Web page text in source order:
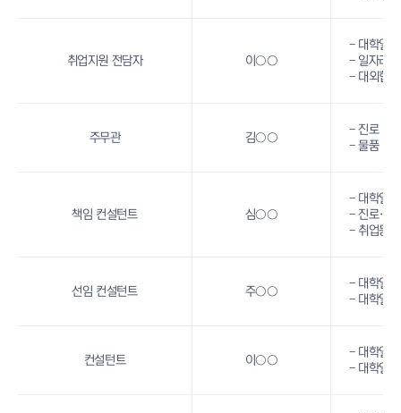
취업지원 전담자 이○○
- 대학일
- 일자리
- 대외협
주무관 김○○
- 진로‧취
- 물품 및
책임 컨설턴트 심○○
- 대학일
- 진로·취
- 취업동
선임 컨설턴트 주○○
- 대학일
- 대학일자
컨설턴트 이○○
- 대학일자
- 대학일